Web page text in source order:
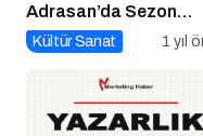
Adrasan’da Sezon
Açıldı!
Kültür Sanat 1 yıl